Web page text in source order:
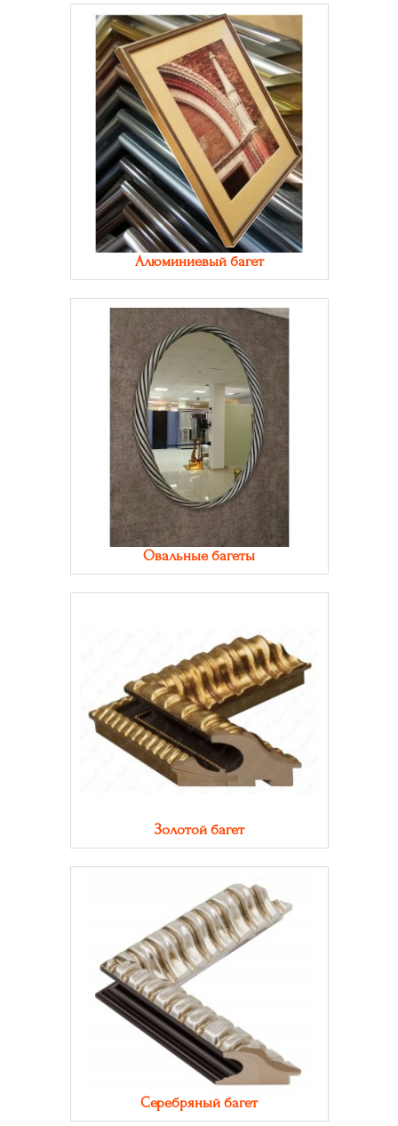
Алюминиевый багет
Овальные багеты
Золотой багет
Серебряный багет